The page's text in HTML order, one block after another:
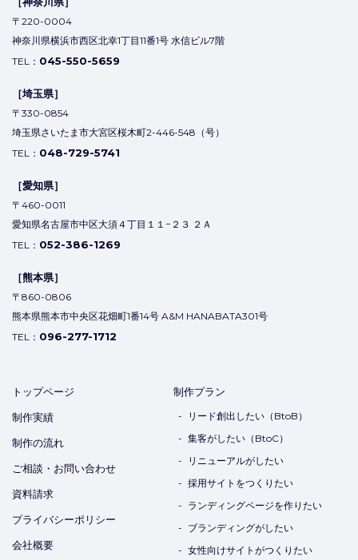
神奈川県横浜市西区北幸1丁目11番1号 水信ビル7階
TEL： 045-550-5659
〒330-0854
埼玉県さいたま市大宮区桜木町2-446-548（号）
TEL：048-729-5741
〒460-0011
愛知県名古屋市中区大須４丁目１１−２３ ２Ａ
TEL：052-386-1269
〒860-0806
熊本県熊本市中央区花畑町1番14号 A&M HANABATA301号
TEL：096-277-1712
制作実績
制作の流れ
ご相談・お問い合わせ
資料請求
プライバシーポリシー
会社概要
採用情報
リード創出したい（BtoB）
集客がしたい（BtoC）
リニューアルがしたい
採用サイトをつくりたい
ランディングページを作りたい
ブランディングがしたい
女性向けサイトがつくりたい
スマートフォンに最適化したい